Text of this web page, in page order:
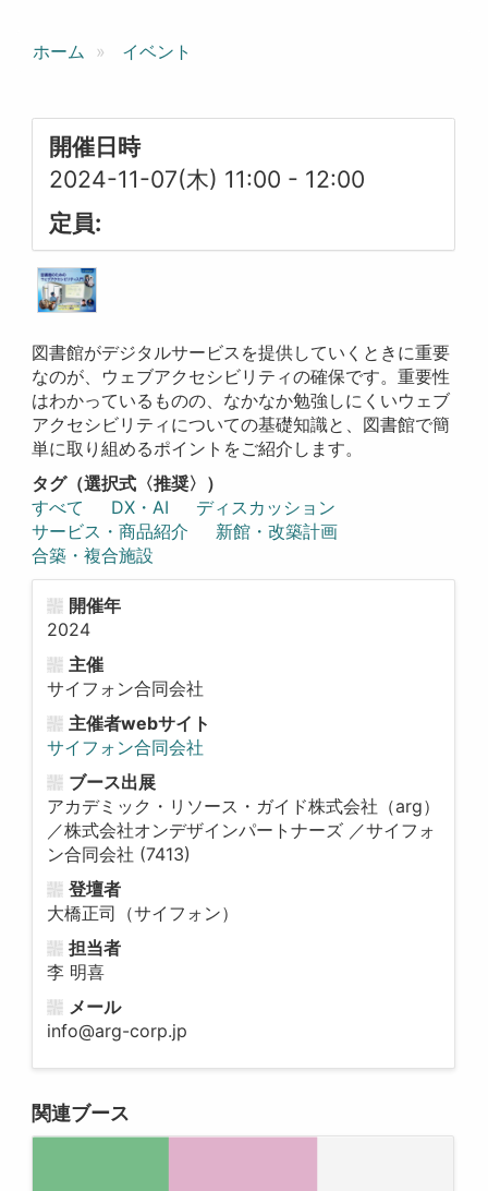
ホーム イベント
開催日時
2024-11-07(木) 11:00 - 12:00
定員:
図書館がデジタルサービスを提供していくときに重要
なのが、ウェブアクセシビリティの確保です。重要性
はわかっているものの、なかなか勉強しにくいウェブ
アクセシビリティについての基礎知識と、図書館で簡
単に取り組めるポイントをご紹介します。
タグ（選択式〈推奨〉）
すべて
DX・AI
ディスカッション
サービス・商品紹介
新館・改築計画
合築・複合施設
開催年
2024
主催
サイフォン合同会社
主催者webサイト
サイフォン合同会社
ブース出展
アカデミック・リソース・ガイド株式会社（arg）
／株式会社オンデザインパートナーズ ／サイフォ
ン合同会社 (7413)
登壇者
大橋正司（サイフォン）
担当者
李 明喜
メール
info@arg-corp.jp
関連ブース